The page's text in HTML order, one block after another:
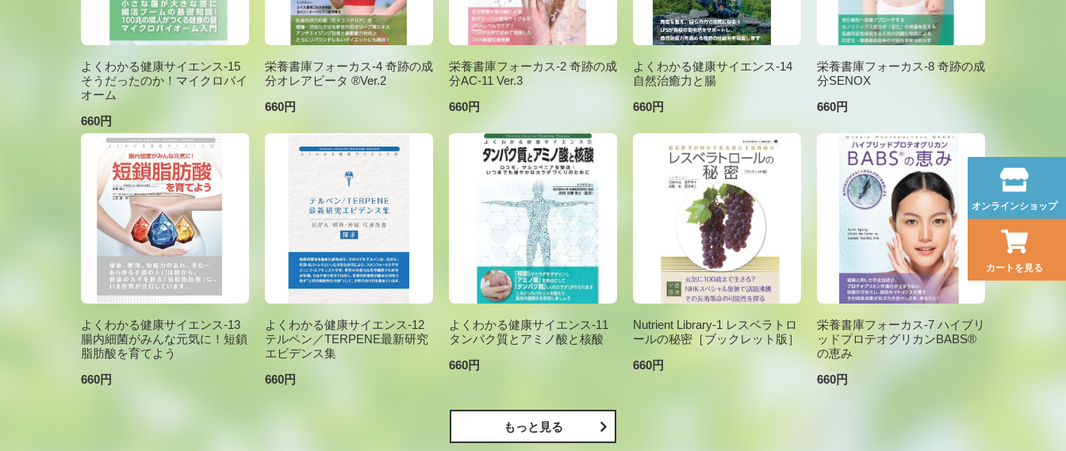
オンラインショップ
カートを見る
よくわかる健康サイエンス-15
そうだったのか！マイクロバイ
オーム
660円
栄養書庫フォーカス-4 奇跡の成
分オレアビータ ®Ver.2
660円
栄養書庫フォーカス-2 奇跡の成
分AC-11 Ver.3
660円
よくわかる健康サイエンス-14
自然治癒力と腸
660円
栄養書庫フォーカス-8 奇跡の成
分SENOX
660円
よくわかる健康サイエンス-13
腸内細菌がみんな元気に！短鎖
脂肪酸を育てよう
660円
よくわかる健康サイエンス-12
テルペン／TERPENE最新研究
エビデンス集
660円
よくわかる健康サイエンス-11
タンパク質とアミノ酸と核酸
660円
Nutrient Library-1 レスベラトロ
ールの秘密［ブックレット版］
660円
栄養書庫フォーカス-7 ハイブリ
ッドプロテオグリカンBABS®
の恵み
660円
もっと見る